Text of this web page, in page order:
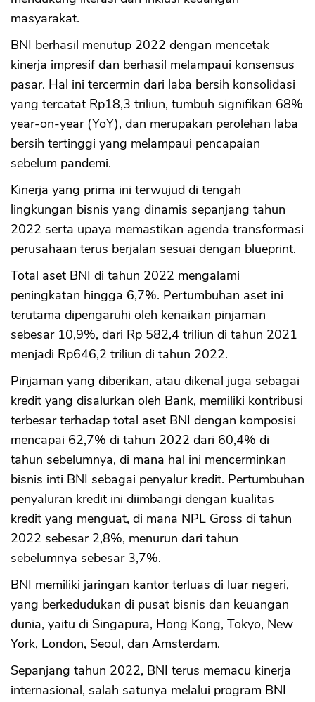
masyarakat.
BNI berhasil menutup 2022 dengan mencetak
kinerja impresif dan berhasil melampaui konsensus
pasar. Hal ini tercermin dari laba bersih konsolidasi
yang tercatat Rp18,3 triliun, tumbuh signifikan 68%
year-on-year (YoY), dan merupakan perolehan laba
bersih tertinggi yang melampaui pencapaian
sebelum pandemi.
Kinerja yang prima ini terwujud di tengah
lingkungan bisnis yang dinamis sepanjang tahun
2022 serta upaya memastikan agenda transformasi
perusahaan terus berjalan sesuai dengan blueprint.
Total aset BNI di tahun 2022 mengalami
peningkatan hingga 6,7%. Pertumbuhan aset ini
terutama dipengaruhi oleh kenaikan pinjaman
sebesar 10,9%, dari Rp 582,4 triliun di tahun 2021
menjadi Rp646,2 triliun di tahun 2022.
Pinjaman yang diberikan, atau dikenal juga sebagai
kredit yang disalurkan oleh Bank, memiliki kontribusi
terbesar terhadap total aset BNI dengan komposisi
mencapai 62,7% di tahun 2022 dari 60,4% di
tahun sebelumnya, di mana hal ini mencerminkan
bisnis inti BNI sebagai penyalur kredit. Pertumbuhan
penyaluran kredit ini diimbangi dengan kualitas
kredit yang menguat, di mana NPL Gross di tahun
2022 sebesar 2,8%, menurun dari tahun
sebelumnya sebesar 3,7%.
BNI memiliki jaringan kantor terluas di luar negeri,
yang berkedudukan di pusat bisnis dan keuangan
dunia, yaitu di Singapura, Hong Kong, Tokyo, New
York, London, Seoul, dan Amsterdam.
Sepanjang tahun 2022, BNI terus memacu kinerja
internasional, salah satunya melalui program BNI
OK
CANCEL